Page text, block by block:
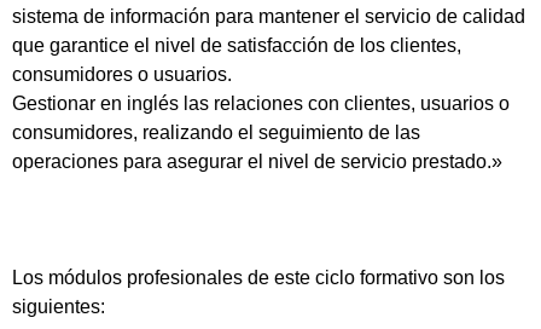
sistema de información para mantener el servicio de calidad
que garantice el nivel de satisfacción de los clientes,
consumidores o usuarios.
Gestionar en inglés las relaciones con clientes, usuarios o
consumidores, realizando el seguimiento de las
operaciones para asegurar el nivel de servicio prestado.»
Los módulos profesionales de este ciclo formativo son los
siguientes: